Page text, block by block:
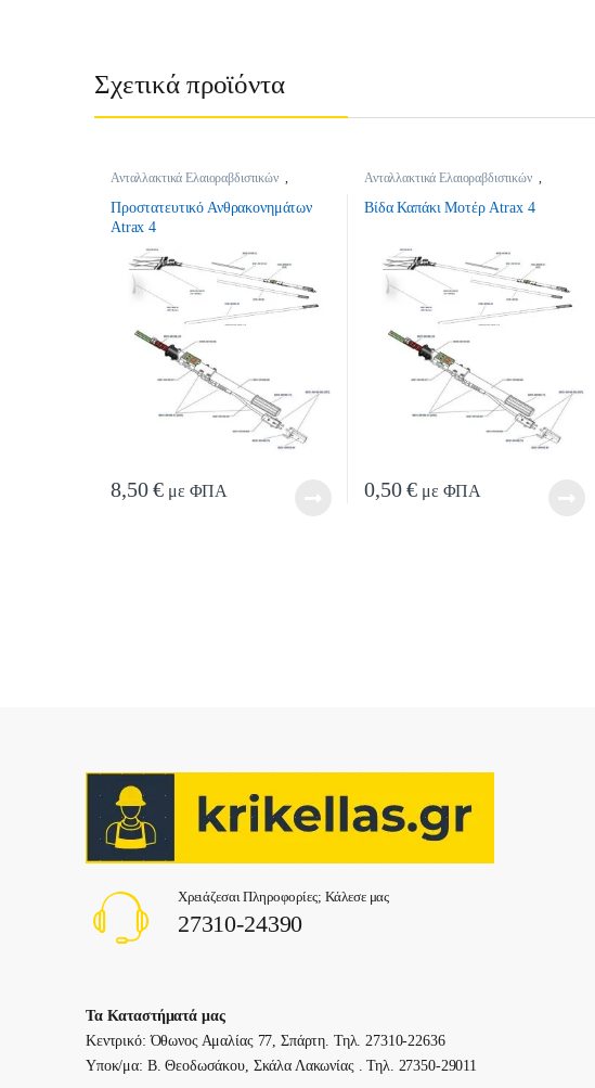
Σχετικά προϊόντα
Ανταλλακτικά Ελαιοραβδιστικών ,
Προστατευτικό Ανθρακονημάτων
Atrax 4
8,50€ με ΦΠΑ
Ανταλλακτικά Ελαιοραβδιστικών ,
Βίδα Καπάκι Μοτέρ Atrax 4
0,50€ με ΦΠΑ
Χρειάζεσαι Πληροφορίες; Κάλεσε μας
27310-24390
Τα Καταστήματά μας
Κεντρικό: Όθωνος Αμαλίας 77, Σπάρτη. Τηλ. 27310-22636
Υποκ/μα: Β. Θεοδωσάκου, Σκάλα Λακωνίας . Τηλ. 27350-29011